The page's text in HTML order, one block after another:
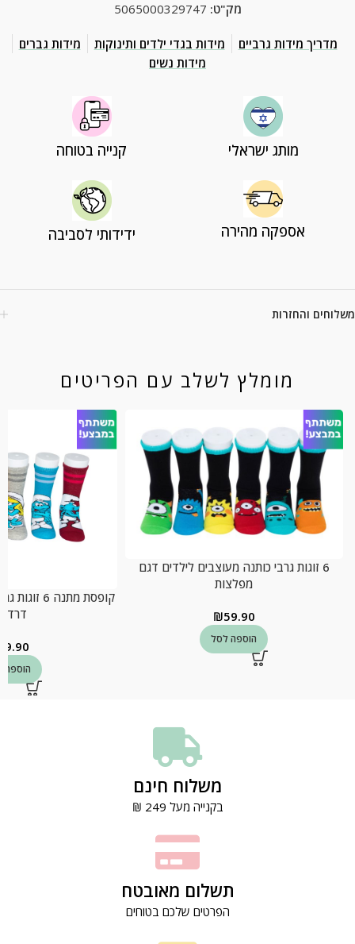
מק"ט: 5065000329747
מדריך מידות גרביים מידות בגדי ילדים ותינוקות
מידות גברים
מידות נשים
מותג ישראלי קנייה בטוחה
אספקה מהירה ידידותי לסביבה
משלוחים והחזרות
מומלץ לשלב עם הפריטים
6 זוגות גרבי כותנה מעוצבים לילדים דגם
מפלצות
₪59.90
הוספה לסל
קופסת מתנה
הוספה
משלוח חינם
בקנייה מעל 249 ₪
תשלום מאובטח
הפרטים שלכם בטוחים